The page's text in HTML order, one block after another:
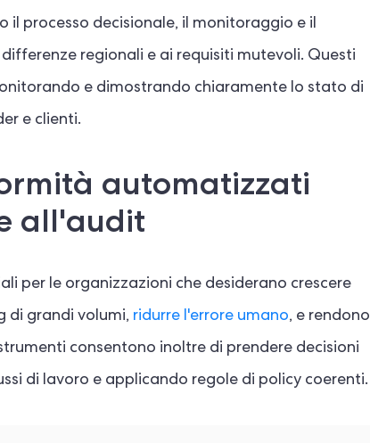
processo decisionale, il monitoraggio e il
regionali e ai requisiti mutevoli. Questi
e dimostrando chiaramente lo stato di
e clienti.
automatizzati
all'audit
per le organizzazioni che desiderano crescere
di grandi volumi, ridurre l'errore umano, e rendono
consentono inoltre di prendere decisioni
di lavoro e applicando regole di policy coerenti.